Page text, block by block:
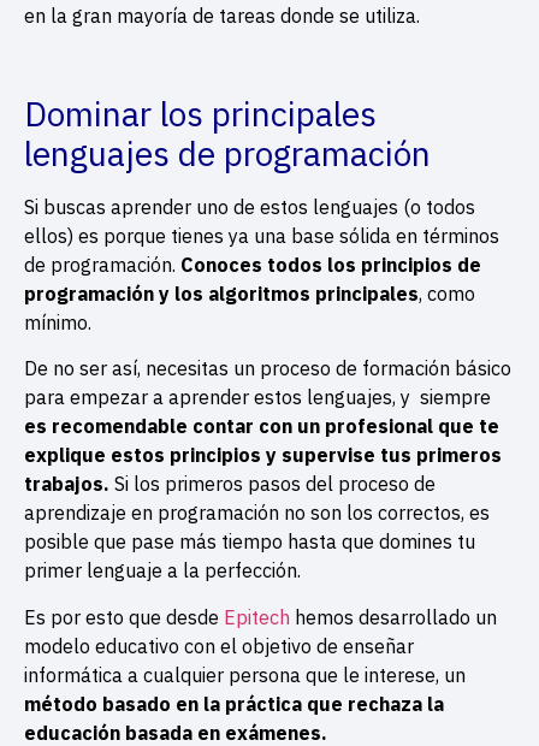
en la gran mayoría de tareas donde se utiliza.
Dominar los principales
lenguajes de programación
Si buscas aprender uno de estos lenguajes (o todos
ellos) es porque tienes ya una base sólida en términos
de programación. Conoces todos los principios de
programación y los algoritmos principales, como
mínimo.
De no ser así, necesitas un proceso de formación básico
para empezar a aprender estos lenguajes, y siempre
es recomendable contar con un profesional que te
explique estos principios y supervise tus primeros
trabajos. Si los primeros pasos del proceso de
aprendizaje en programación no son los correctos, es
posible que pase más tiempo hasta que domines tu
primer lenguaje a la perfección.
Es por esto que desde Epitech hemos desarrollado un
modelo educativo con el objetivo de enseñar
informática a cualquier persona que le interese, un
método basado en la práctica que rechaza la
educación basada en exámenes.